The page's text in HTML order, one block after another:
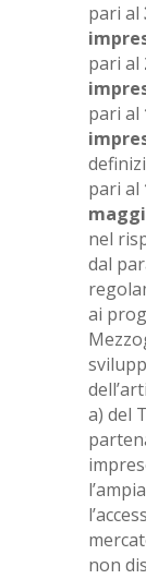
pari al
pari al
pari al
pari al
nel
dal
ai
a) del
non